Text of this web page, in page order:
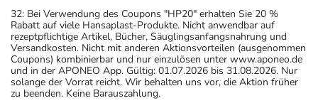
32: Bei Verwendung des Coupons "HP20" erhalten Sie 20 %
Rabatt auf viele Hansaplast-Produkte. Nicht anwendbar auf
rezeptpflichtige Artikel, Bücher, Säuglingsanfangsnahrung und
Versandkosten. Nicht mit anderen Aktionsvorteilen (ausgenommen
Coupons) kombinierbar und nur einzulösen unter www.aponeo.de
und in der APONEO App. Gültig: 01.07.2026 bis 31.08.2026. Nur
solange der Vorrat reicht. Wir behalten uns vor, die Aktion früher
zu beenden. Keine Barauszahlung.